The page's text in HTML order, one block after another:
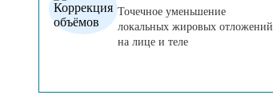
Точечное уменьшение
локальных жировых отложений
на лице и теле